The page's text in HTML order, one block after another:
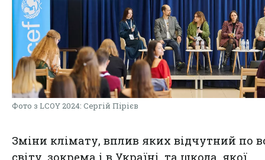
Фото з LCOY 2024: Сергій Пірієв
Зміни клімату, вплив яких відчутний по
світу, зокрема і в Україні, та шкода, якої